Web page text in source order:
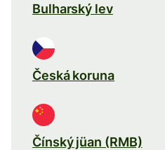
Bulharský lev
Česká koruna
Čínský jüan (RMB)